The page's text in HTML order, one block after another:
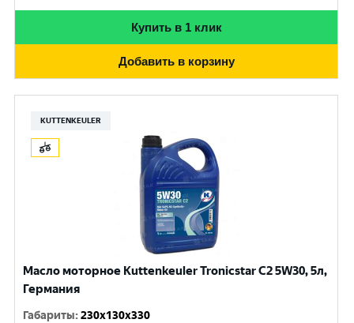
Купить в 1 клик
Добавить в корзину
KUTTENKEULER
Масло моторное Kuttenkeuler Tronicstar C2 5W30, 5л,
Германия
Габариты:230x130x330